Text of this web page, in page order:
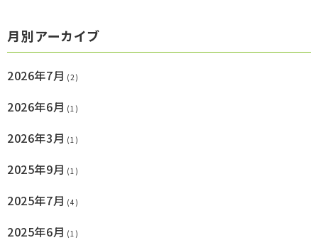
月別アーカイブ
2026年7月 (2)
2026年6月 (1)
2026年3月 (1)
2025年9月 (1)
2025年7月 (4)
2025年6月 (1)